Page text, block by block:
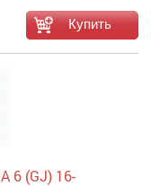
6 (GJ) 16-